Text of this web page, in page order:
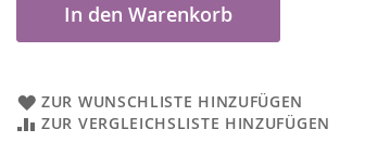
In den Warenkorb
ZUR WUNSCHLISTE HINZUFÜGEN
ZUR VERGLEICHSLISTE HINZUFÜGEN